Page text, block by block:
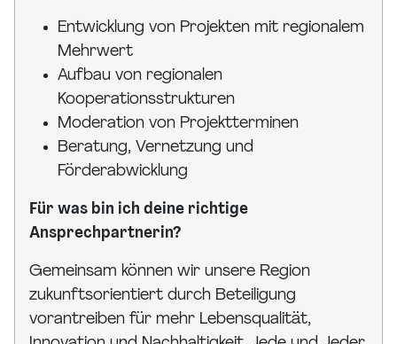
Entwicklung von Projekten mit regionalem
Mehrwert
Aufbau von regionalen
Kooperationsstrukturen
Moderation von Projektterminen
Beratung, Vernetzung und
Förderabwicklung
Für was bin ich deine richtige
Ansprechpartnerin?
Gemeinsam können wir unsere Region
zukunftsorientiert durch Beteiligung
vorantreiben für mehr Lebensqualität,